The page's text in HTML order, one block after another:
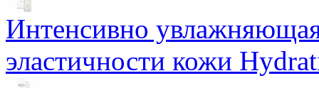
Интенсивно
эластичности кожи